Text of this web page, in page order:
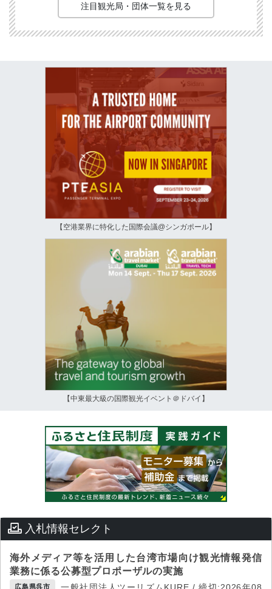
注目観光局・団体一覧を見る
【空港業界に特化した国際会議@シンガポール】
【中東最大級の国際観光イベント＠ドバイ】
入札情報セレクト
海外メディア等を活用した台湾市場向け観光情報発信
業務に係る公募型プロポーザルの実施
広島県呉市